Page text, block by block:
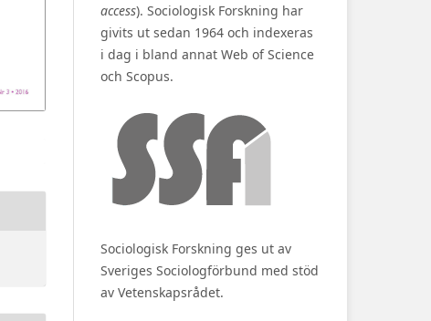
access). Sociologisk Forskning har
givits ut sedan 1964 och indexeras
i dag i bland annat Web of Science
och Scopus.
Sociologisk Forskning ges ut av
Sveriges Sociologförbund med stöd
av Vetenskapsrådet.